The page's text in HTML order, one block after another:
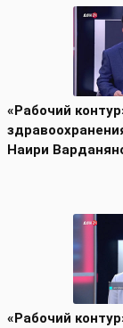
«Рабочий
Наири
«Рабочий